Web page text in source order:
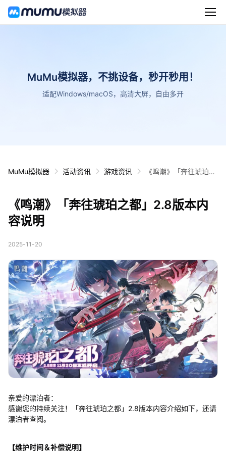
MuMu模拟器，不挑设备，秒开秒用！
适配Windows/macOS，高清大屏，自由多开
MuMu模拟器 活动资讯 游戏资讯
《鸣潮》「奔往琥珀之
《鸣潮》「奔往琥珀之都」2.8版本内
容说明
2025-11-20
亲爱的漂泊者：
感谢您的持续关注！「奔往琥珀之都」2.8版本内容介绍如下，还请
漂泊者查阅。
【维护时间＆补偿说明】